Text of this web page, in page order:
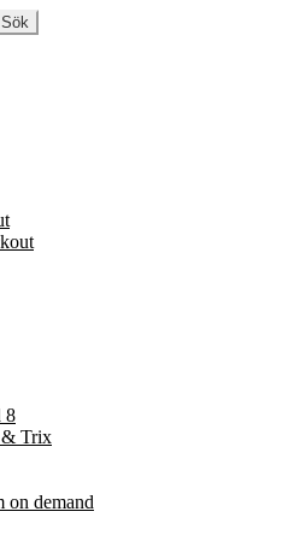
Sök
8
& Trix
on demand